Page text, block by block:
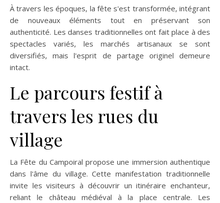
À travers les époques, la fête s'est transformée, intégrant
de nouveaux éléments tout en préservant son
authenticité. Les danses traditionnelles ont fait place à des
spectacles variés, les marchés artisanaux se sont
diversifiés, mais l'esprit de partage originel demeure
intact.
Le parcours festif à
travers les rues du
village
La Fête du Campoiral propose une immersion authentique
dans l'âme du village. Cette manifestation traditionnelle
invite les visiteurs à découvrir un itinéraire enchanteur,
reliant le château médiéval à la place centrale. Les